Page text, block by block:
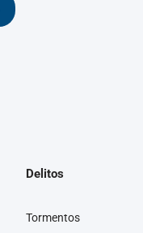
Delitos
Tormentos